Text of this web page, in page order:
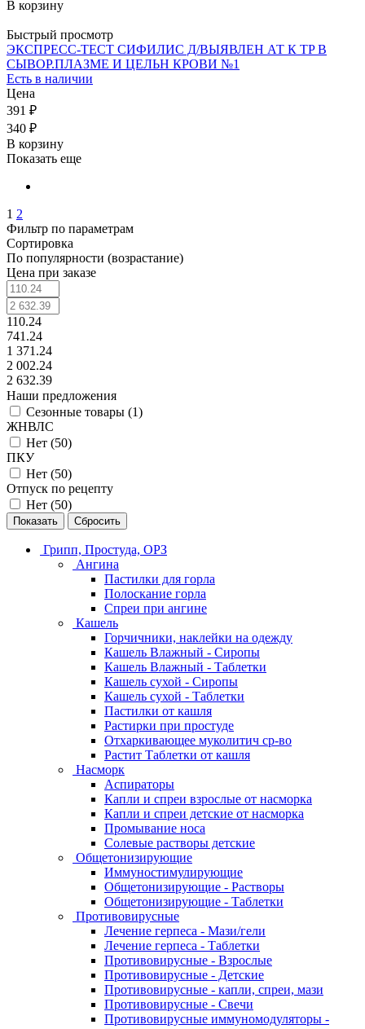
В корзину
Быстрый просмотр
ЭКСПРЕСС-ТЕСТ СИФИЛИС Д/ВЫЯВЛЕН АТ К TP В
СЫВОР.ПЛАЗМЕ И ЦЕЛЬН КРОВИ №1
Есть в наличии
Цена
391 ₽
340 ₽
В корзину
Показать еще
1 2
Фильтр по параметрам
Сортировка
По популярности (возрастание)
Цена при заказе
110.24
741.24
1 371.24
2 002.24
2 632.39
Наши предложения
Сезонные товары (1)
ЖНВЛС
Нет (50)
ПКУ
Нет (50)
Отпуск по рецепту
Нет (50)
Сбросить
Грипп, Простуда, ОРЗ
Ангина
Пастилки для горла
Полоскание горла
Спреи при ангине
Кашель
Горчичники, наклейки на одежду
Кашель Влажный - Сиропы
Кашель Влажный - Таблетки
Кашель сухой - Сиропы
Кашель сухой - Таблетки
Пастилки от кашля
Растирки при простуде
Отхаркивающее муколитич ср-во
Растит Таблетки от кашля
Насморк
Аспираторы
Капли и спреи взрослые от насморка
Капли и спреи детские от насморка
Промывание носа
Солевые растворы детские
Общетонизирующие
Иммуностимулирующие
Общетонизирующие - Растворы
Общетонизирующие - Таблетки
Противовирусные
Лечение герпеса - Мази/гели
Лечение герпеса - Таблетки
Противовирусные - Взрослые
Противовирусные - Детские
Противовирусные - капли, спреи, мази
Противовирусные - Свечи
Противовирусные иммуномодуляторы -